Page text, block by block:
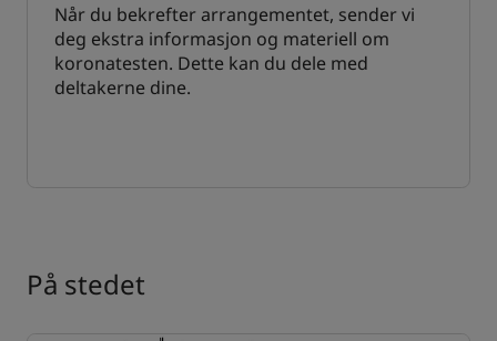
Når du bekrefter arrangementet, sender vi
deg ekstra informasjon og materiell om
koronatesten. Dette kan du dele med
deltakerne dine.
På stedet